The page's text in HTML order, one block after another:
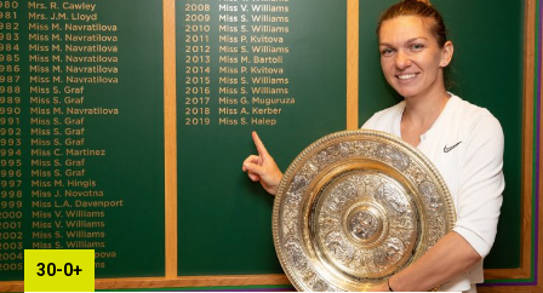
30-0+